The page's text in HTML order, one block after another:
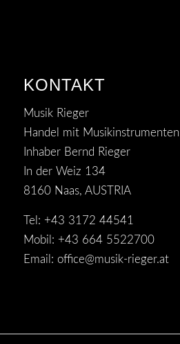
KONTAKT
Musik Rieger
Handel mit Musikinstrumenten
Inhaber Bernd Rieger
In der Weiz 134
8160 Naas, AUSTRIA
Tel: +43 3172 44541
Mobil: +43 664 5522700
Email: office@musik-rieger.at